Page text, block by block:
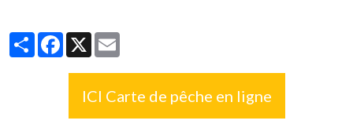
PartagerFacebook
X
ICI Carte de pêche en ligne